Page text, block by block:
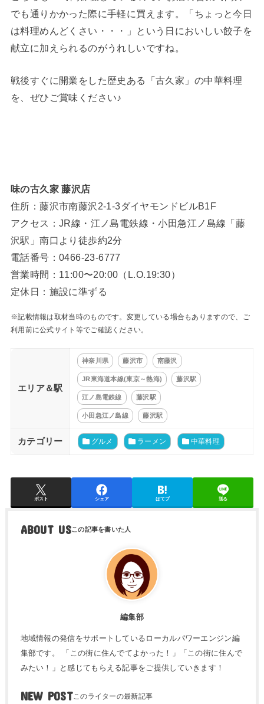
でも通りかかった際に手軽に買えます。「ちょっと今日
は料理めんどくさい・・・」という日においしい餃子を
献立に加えられるのがうれしいですね。
戦後すぐに開業をした歴史ある「古久家」の中華料理
を、ぜひご賞味ください♪
味の古久家 藤沢店
住所：藤沢市南藤沢2-1-3ダイヤモンドビルB1F
アクセス：JR線・江ノ島電鉄線・小田急江ノ島線「藤
沢駅」南口より徒歩約2分
電話番号：0466-23-6777
営業時間：11:00〜20:00（L.O.19:30）
定休日：施設に準ずる
※記載情報は取材当時のものです。変更している場合もありますので、ご
利用前に公式サイト等でご確認ください。
エリア＆駅
神奈川県 藤沢市 南藤沢
JR東海道本線(東京～熱海) 藤沢駅
江ノ島電鉄線 藤沢駅
小田急江ノ島線 藤沢駅
カテゴリー グルメ ラーメン 中華料理
ポスト シェア はてブ 送る
ABOUT US
編集部
地域情報の発信をサポートしているローカルパワーエンジン編
集部です。 「この街に住んでてよかった！」「この街に住んで
みたい！」と感じてもらえる記事をご提供していきます！
NEW POST